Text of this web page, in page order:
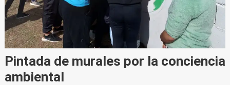
Pintada de murales por la conciencia
ambiental